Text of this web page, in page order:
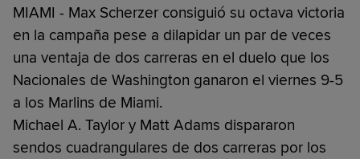
MIAMI - Max Scherzer consiguió su octava victoria
en la campaña pese a dilapidar un par de veces
una ventaja de dos carreras en el duelo que los
Nacionales de Washington ganaron el viernes 9-5
a los Marlins de Miami.
Michael A. Taylor y Matt Adams dispararon
sendos cuadrangulares de dos carreras por los